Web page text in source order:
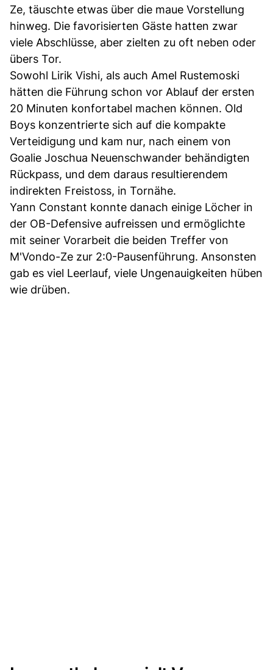
Ze, täuschte etwas über die maue Vorstellung
hinweg. Die favorisierten Gäste hatten zwar
viele Abschlüsse, aber zielten zu oft neben oder
übers Tor.
Sowohl Lirik Vishi, als auch Amel Rustemoski
hätten die Führung schon vor Ablauf der ersten
20 Minuten konfortabel machen können. Old
Boys konzentrierte sich auf die kompakte
Verteidigung und kam nur, nach einem von
Goalie Joschua Neuenschwander behändigten
Rückpass, und dem daraus resultierendem
indirekten Freistoss, in Tornähe.
Yann Constant konnte danach einige Löcher in
der OB-Defensive aufreissen und ermöglichte
mit seiner Vorarbeit die beiden Treffer von
M'Vondo-Ze zur 2:0-Pausenführung. Ansonsten
gab es viel Leerlauf, viele Ungenauigkeiten hüben
wie drüben.